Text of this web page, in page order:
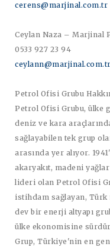
cerens@marjinal.com.tr
Ceylan Naza – Marjinal
0533 927 23 94
ceylann@marjinal.com.tr
Petrol Ofisi Grubu
Petrol Ofisi Grubu, ülke
deniz ve kara
sağlayabilen tek grup
arasında yer alıyor.
akaryakıt, madeni
lideri olan Petrol Ofisi
istihdam sağlayan,
dev bir enerji altyapı
ülke ekonomisine
Grup, Türkiye'nin en